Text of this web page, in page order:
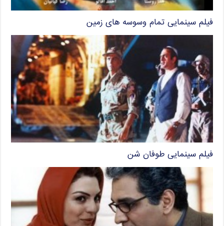
فیلم سینمایی تمام وسوسه های زمین
فیلم سینمایی طوفان شن